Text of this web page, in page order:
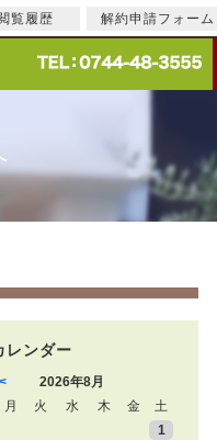
レンダー
2026年8月
月 火 水 木 金
土
1
覧履歴 解約申請フォーム